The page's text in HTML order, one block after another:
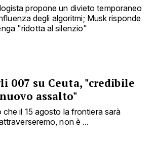
propone un divieto temporaneo
degli algoritmi; Musk risponde
"ridotta al silenzio"
007 su Ceuta, "credibile
assalto"
il 15 agosto la frontiera sarà
non è ...